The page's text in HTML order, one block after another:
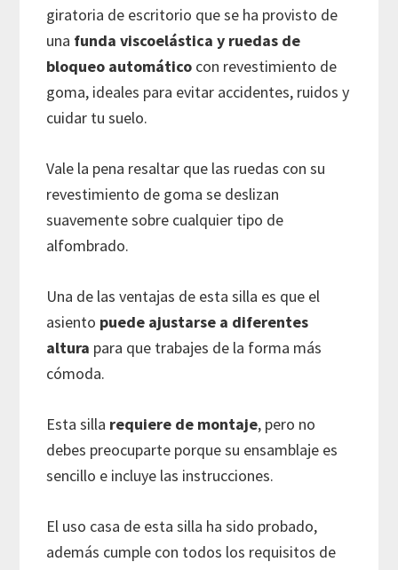
giratoria de escritorio que se ha provisto de
una funda viscoelástica y ruedas de
bloqueo automático con revestimiento de
goma, ideales para evitar accidentes, ruidos y
cuidar tu suelo.
Vale la pena resaltar que las ruedas con su
revestimiento de goma se deslizan
suavemente sobre cualquier tipo de
alfombrado.
Una de las ventajas de esta silla es que el
asiento puede ajustarse a diferentes
altura para que trabajes de la forma más
cómoda.
Esta silla requiere de montaje, pero no
debes preocuparte porque su ensamblaje es
sencillo e incluye las instrucciones.
El uso casa de esta silla ha sido probado,
además cumple con todos los requisitos de